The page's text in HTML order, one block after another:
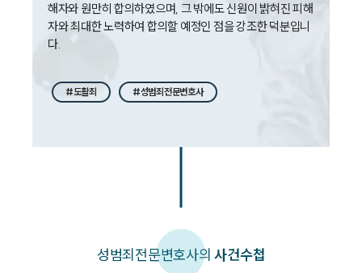
대륜법률상담예약
해자와 원만히 합의하였으며, 그 밖에도 신원이 밝혀진 피해
자와 최대한 노력하여 합의할 예정인 점을 강조한 덕분입니
다.
#도촬죄 #성범죄전문변호사
성범죄전문변호사의사건수첩